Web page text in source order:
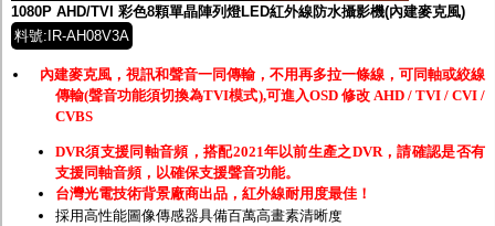
1080P AHD/TVI 彩色8顆單晶陣列燈LED紅外線防水攝影機(內建麥克風)
料號:IR-AH08V3A
內建麥克風，視訊和聲音一同傳輸，不用再多拉一條線，可同軸或絞線
傳輸(聲音功能須切換為TVI模式),可進入OSD 修改 AHD / TVI / CVI /
CVBS
DVR須支援同軸音頻，搭配2021年以前生產之DVR，請確認是否有
支援同軸音頻，以確保支援聲音功能。
台灣光電技術背景廠商出品，紅外線耐用度最佳！
採用高性能圖像傳感器具備百萬高畫素清晰度